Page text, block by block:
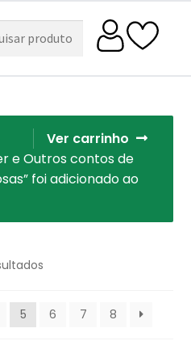
Ver carrinho
e Outros contos de
foi adicionado ao
5 6 7 8